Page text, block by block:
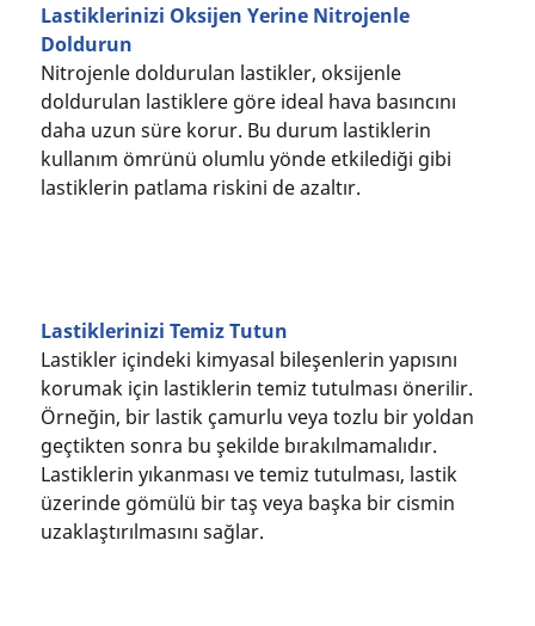
Lastiklerinizi Oksijen Yerine Nitrojenle
Doldurun
Nitrojenle doldurulan lastikler, oksijenle
doldurulan lastiklere göre ideal hava basıncını
daha uzun süre korur. Bu durum lastiklerin
kullanım ömrünü olumlu yönde etkilediği gibi
lastiklerin patlama riskini de azaltır.
Lastiklerinizi Temiz Tutun
Lastikler içindeki kimyasal bileşenlerin yapısını
korumak için lastiklerin temiz tutulması önerilir.
Örneğin, bir lastik çamurlu veya tozlu bir yoldan
geçtikten sonra bu şekilde bırakılmamalıdır.
Lastiklerin yıkanması ve temiz tutulması, lastik
üzerinde gömülü bir taş veya başka bir cismin
uzaklaştırılmasını sağlar.